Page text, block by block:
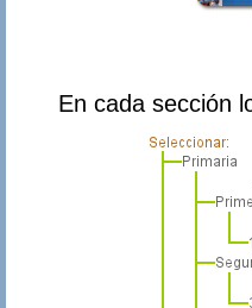
En cada sección